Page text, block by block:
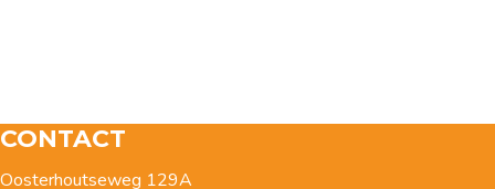
CONTACT
Oosterhoutseweg 129A